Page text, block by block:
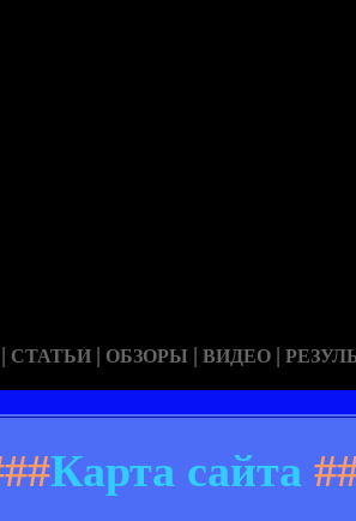
| СТАТЬИ | ОБЗОРЫ | ВИДЕО |
Карта сайта